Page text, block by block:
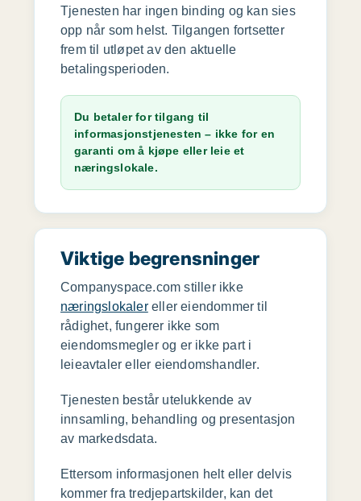
Tjenesten har ingen binding og kan sies
opp når som helst. Tilgangen fortsetter
frem til utløpet av den aktuelle
betalingsperioden.
Du betaler for tilgang til
informasjonstjenesten – ikke for en
garanti om å kjøpe eller leie et
næringslokale.
Viktige begrensninger
Companyspace.com stiller ikke
næringslokalereller eiendommer til
rådighet, fungerer ikke som
eiendomsmegler og er ikke part i
leieavtaler eller eiendomshandler.
Tjenesten består utelukkende av
innsamling, behandling og presentasjon
av markedsdata.
Ettersom informasjonen helt eller delvis
kommer fra tredjepartskilder, kan det